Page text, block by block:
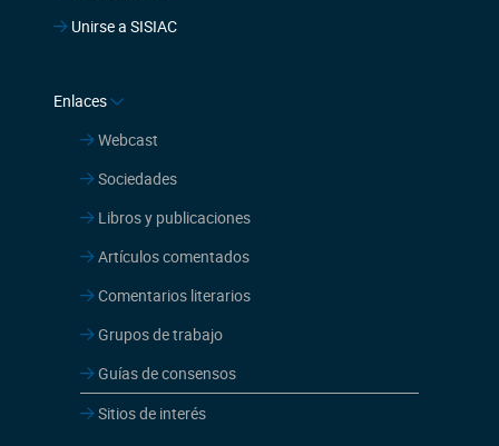
Unirse a SISIAC
Enlaces
Webcast
Sociedades
Libros y publicaciones
Artículos comentados
Comentarios literarios
Grupos de trabajo
Guías de consensos
Sitios de interés